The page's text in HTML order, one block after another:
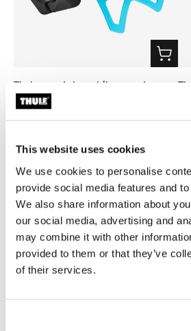
This website uses cookies
We use cookies to personalise
provide social media features and
We also share information about
our social media, advertising and
may combine it with other
provided to them or that they’ve
of their services.
Thule smartphone bike mount
fixation de guidon smartphone noire
39,95 €
Toggle overview
Description du produit
Toutes les caractéristiques